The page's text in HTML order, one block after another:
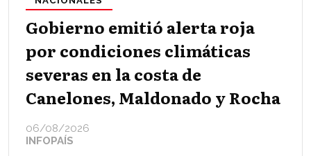
Gobierno emitió alerta roja
por condiciones climáticas
severas en la costa de
Canelones, Maldonado y Rocha
INFOPAÍS
06/08/2026